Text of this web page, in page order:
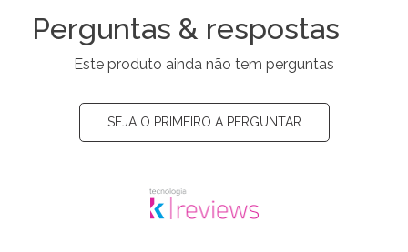
Perguntas & respostas
Este produto ainda não tem perguntas
SEJA O PRIMEIRO A PERGUNTAR